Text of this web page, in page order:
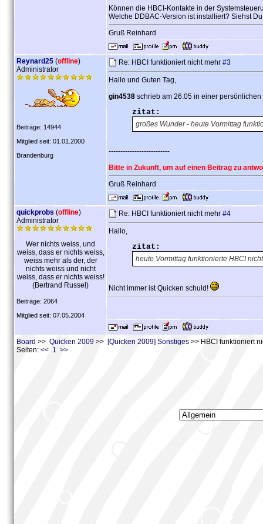
Können die HBCI-Kontakte in der
Welche DDBAC-Version ist installiert? Siehst
Gruß Reinhard
Reynard25 (offline)
Administrator
Beiträge: 14944
Mitglied seit: 01.01.2000
Brandenburg
Re: HBCI funktioniert nicht mehr #3
Hallo und Guten Tag,
gin4538 schrieb am 26.05 in einer persönlichen
zitat:
großes Wunder - heute Vormittag
--------------------------
Bitte in Zukunft, um auf einen Beitrag zu
Gruß Reinhard
quickprobs (offline)
Administrator
Wer nichts weiss, und
weiss, dass er nichts weiss,
weiss mehr als der, der
nichts weiss und nicht
weiss, dass er nichts weiss!
(Bertrand Russel)
Beiträge: 2064
Mitglied seit: 07.05.2004
Re: HBCI funktioniert nicht mehr #4
Hallo,
zitat:
heute Vormittag funktionierte HBCI
Nicht immer ist Quicken schuld!
Board >> Quicken 2009 >> [Quicken 2009] Sonstiges >> HBCI funktioniert
Seiten: << 1 >>